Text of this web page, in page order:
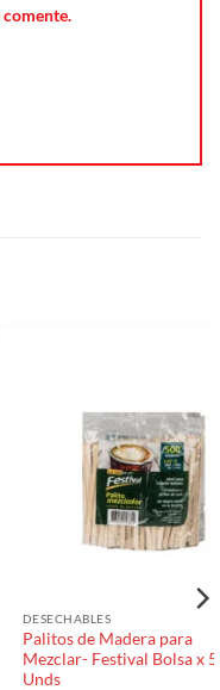
DESECHABLES
Palitos de Madera para
Mezclar- Festival Bolsa x
Unds